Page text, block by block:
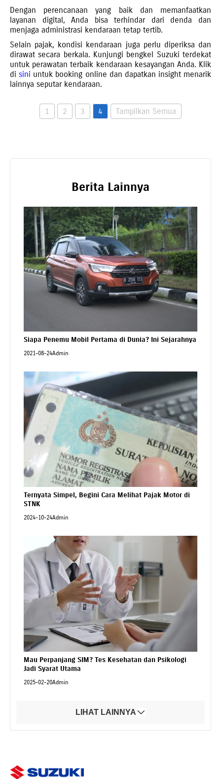
Dengan perencanaan yang baik dan memanfaatkan
layanan digital, Anda bisa terhindar dari denda dan
menjaga administrasi kendaraan tetap tertib.
Selain pajak, kondisi kendaraan juga perlu diperiksa dan
dirawat secara berkala. Kunjungi bengkel Suzuki terdekat
untuk perawatan terbaik kendaraan kesayangan Anda. Klik
disini untuk booking online dan dapatkan insight menarik
lainnya seputar kendaraan.
1 2 3 4 Tampilkan Semua
Berita Lainnya
Siapa Penemu Mobil Pertama di Dunia? Ini Sejarahnya
2021-08-24Admin
Ternyata Simpel, Begini Cara Melihat Pajak Motor di
STNK
2024-10-24Admin
Mau Perpanjang SIM? Tes Kesehatan dan Psikologi
Jadi Syarat Utama
2025-02-20Admin
LIHAT LAINNYA